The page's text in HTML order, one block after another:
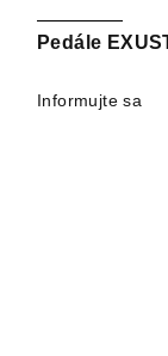
Pedále
Informujte sa